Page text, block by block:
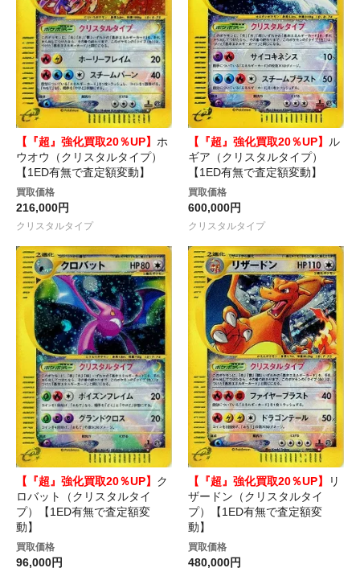
【『超』強化買取20％UP】 ホ
ウオウ（クリスタルタイプ）
【1ED有無で査定額変動】
買取価格
216,000円
クリスタルタイプ
【『超』強化買取20％UP】 ル
ギア（クリスタルタイプ）
【1ED有無で査定額変動】
買取価格
600,000円
クリスタルタイプ
【『超』強化買取20％UP】 ク
ロバット（クリスタルタイ
プ）【1ED有無で査定額変
動】
買取価格
96,000円
【『超』強化買取20％UP】
リ
ザードン（クリスタルタイ
プ）【1ED有無で査定額変
動】
買取価格
480,000円